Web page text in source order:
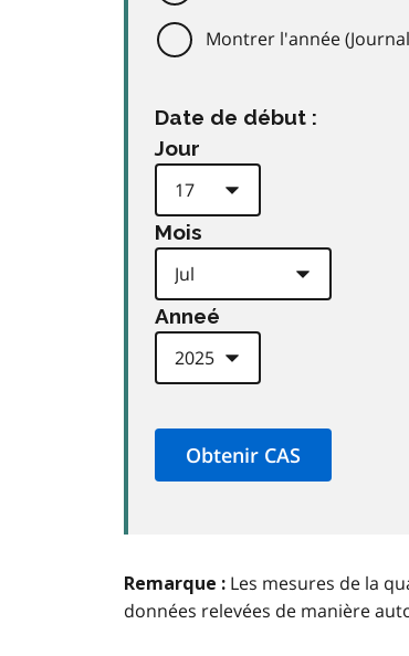
Montrer l'année
Date de début :
Jour
Mois
Anneé
Remarque : Les mesures de la
données relevées de manière